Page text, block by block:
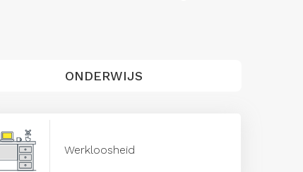
ONDERWIJS
Werkloosheid